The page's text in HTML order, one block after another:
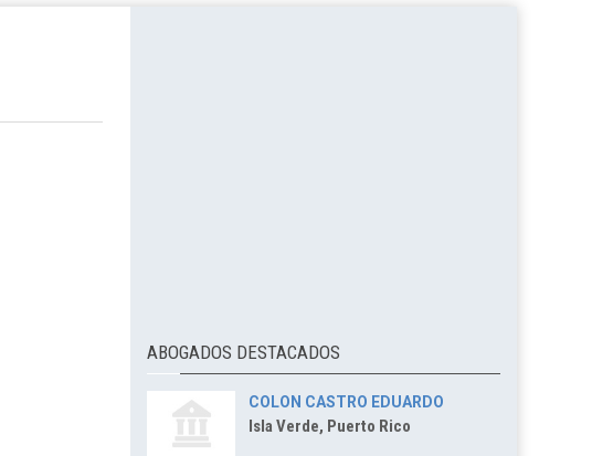
ABOGADOS DESTACADOS
COLON CASTRO EDUARDO
Isla Verde, Puerto Rico